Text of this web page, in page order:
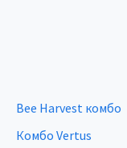
Bee Harvest комбо
Комбо Vertus